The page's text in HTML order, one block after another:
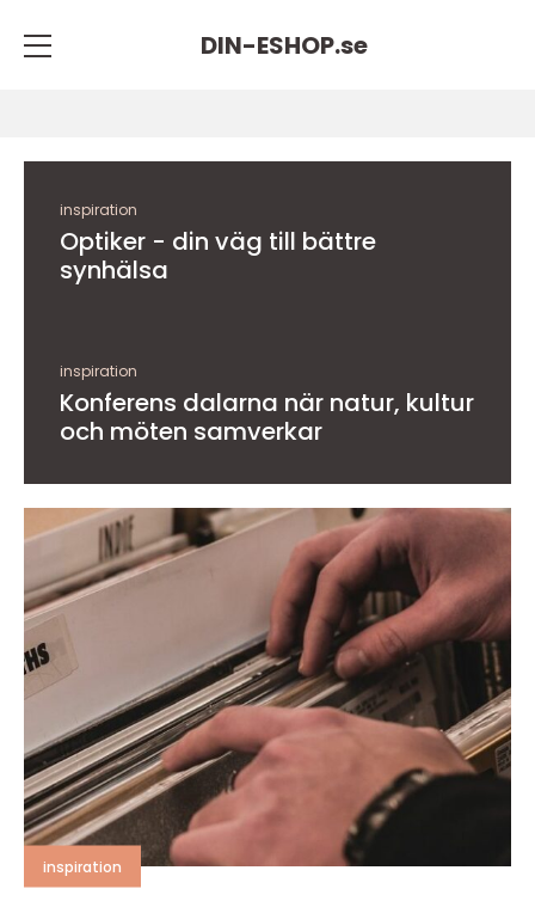
DIN-ESHOP.se
inspiration
Optiker - din väg till bättre
synhälsa
inspiration
Konferens dalarna när natur, kultur
och möten samverkar
inspiration